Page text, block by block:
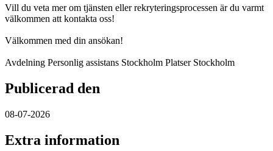
Vill du veta mer om tjänsten eller rekryteringsprocessen är du varmt
välkommen att kontakta oss!
Välkommen med din ansökan!
Avdelning Personlig assistans Stockholm Platser Stockholm
Publicerad den
08-07-2026
Extra information